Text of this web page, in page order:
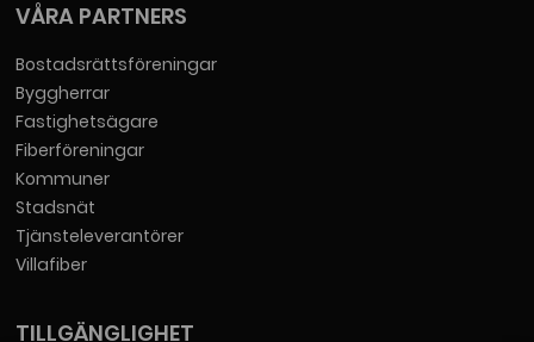
VÅRA PARTNERS
Bostadsrättsföreningar
Byggherrar
Fastighetsägare
Fiberföreningar
Kommuner
Stadsnät
Tjänsteleverantörer
Villafiber
TILLGÄNGLIGHET